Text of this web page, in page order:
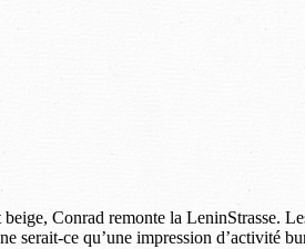
Conrad remonte la LeninStrasse.
serait-ce qu’une impression d’activité